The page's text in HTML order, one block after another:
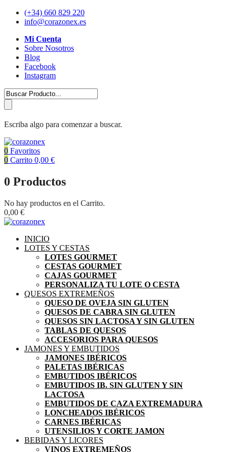
(+34) 660 829 220
info@corazonex.es
Mi Cuenta
Sobre Nosotros
Blog
Facebook
Instagram
Escriba algo para comenzar a buscar.
0 Favoritos
0 Carrito 0,00 €
0 Productos
No hay productos en el Carrito.
0,00 €
INICIO
LOTES Y CESTAS
LOTES GOURMET
CESTAS GOURMET
CAJAS GOURMET
PERSONALIZA TU LOTE O CESTA
QUESOS EXTREMEÑOS
QUESO DE OVEJA SIN GLUTEN
QUESOS DE CABRA SIN GLUTEN
QUESOS SIN LACTOSA Y SIN GLUTEN
TABLAS DE QUESOS
ACCESORIOS PARA QUESOS
JAMONES Y EMBUTIDOS
JAMONES IBÉRICOS
PALETAS IBÉRICAS
EMBUTIDOS IBÉRICOS
EMBUTIDOS IB. SIN GLUTEN Y SIN
LACTOSA
EMBUTIDOS DE CAZA EXTREMADURA
LONCHEADOS IBÉRICOS
CARNES IBÉRICAS
UTENSILIOS Y CORTE JAMON
BEBIDAS Y LICORES
VINOS EXTREMEÑOS